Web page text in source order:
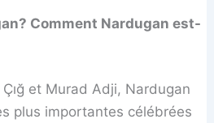
Comment Nardugan est-
et Murad Adji, Nardugan
plus importantes célébrées